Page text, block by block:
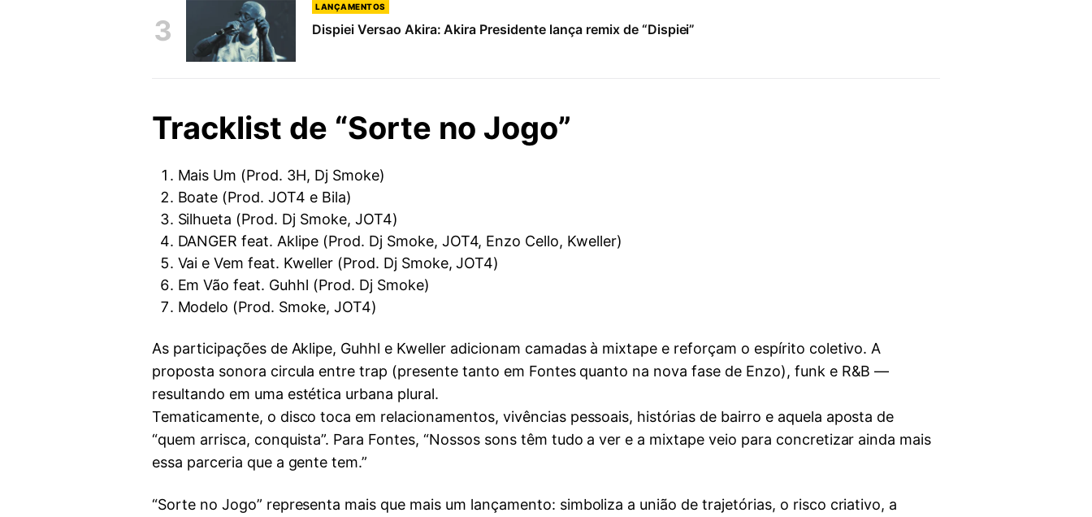
3
LANÇAMENTOS
Dispiei Versao Akira: Akira Presidente lança remix de “Dispiei”
Tracklist de “Sorte no Jogo”
Mais Um (Prod. 3H, Dj Smoke)
Boate (Prod. JOT4 e Bila)
Silhueta (Prod. Dj Smoke, JOT4)
DANGER feat. Aklipe (Prod. Dj Smoke, JOT4, Enzo Cello, Kweller)
Vai e Vem feat. Kweller (Prod. Dj Smoke, JOT4)
Em Vão feat. Guhhl (Prod. Dj Smoke)
Modelo (Prod. Smoke, JOT4)
As participações de Aklipe, Guhhl e Kweller adicionam camadas à mixtape e reforçam o espírito coletivo. A
proposta sonora circula entre trap (presente tanto em Fontes quanto na nova fase de Enzo), funk e R&B —
resultando em uma estética urbana plural.
Tematicamente, o disco toca em relacionamentos, vivências pessoais, histórias de bairro e aquela aposta de
“quem arrisca, conquista”. Para Fontes, “Nossos sons têm tudo a ver e a mixtape veio para concretizar ainda mais
essa parceria que a gente tem.”
“Sorte no Jogo” representa mais que mais um lançamento: simboliza a união de trajetórias, o risco criativo, a